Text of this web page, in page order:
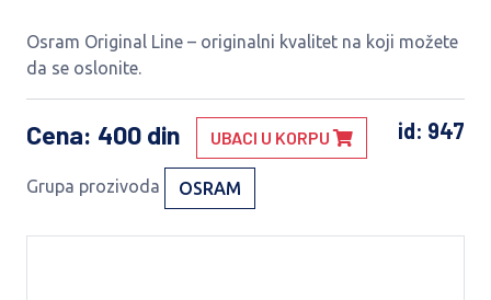
Osram Original Line – originalni kvalitet na koji možete
da se oslonite.
Cena: 400 din id: 947
UBACI U KORPU
Grupa prozivoda OSRAM